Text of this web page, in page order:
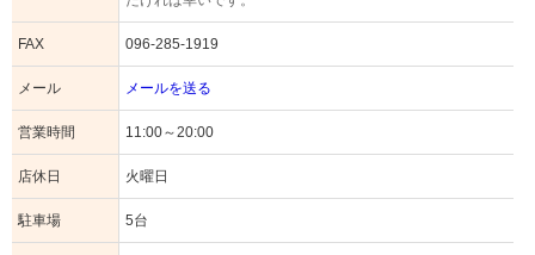
FAX 096-285-1919
メール メールを送る
営業時間 11:00～20:00
店休日 火曜日
駐車場 5台